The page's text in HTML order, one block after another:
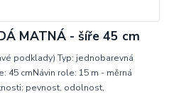
MATNÁ - šíře 45 cm
podklady) Typ: jednobarevná
45 cmNávin role: 15 m - měrná
pevnost, odolnost,